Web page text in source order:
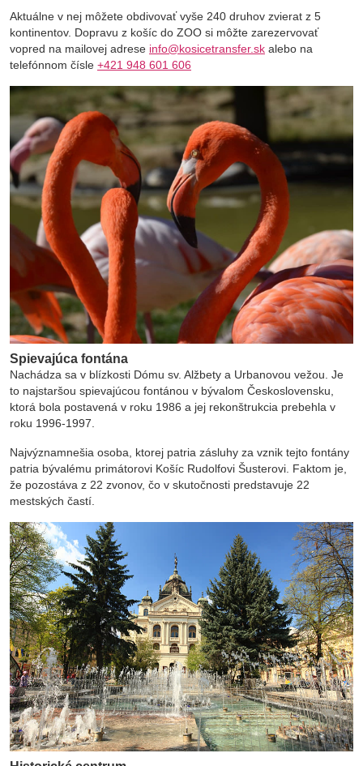
Aktuálne v nej môžete obdivovať vyše 240 druhov zvierat z 5
kontinentov. Dopravu z košíc do ZOO si môžte zarezervovať
vopred na mailovej adrese info@kosicetransfer.sk alebo na
telefónnom čísle +421 948 601 606
Spievajúca fontána
Nachádza sa v blízkosti Dómu sv. Alžbety a Urbanovou vežou. Je
to najstaršou spievajúcou fontánou v bývalom Československu,
ktorá bola postavená v roku 1986 a jej rekonštrukcia prebehla v
roku 1996-1997.
Najvýznamnešia osoba, ktorej patria zásluhy za vznik tejto fontány
patria bývalému primátorovi Košíc Rudolfovi Šusterovi. Faktom je,
že pozostáva z 22 zvonov, čo v skutočnosti predstavuje 22
mestských častí.